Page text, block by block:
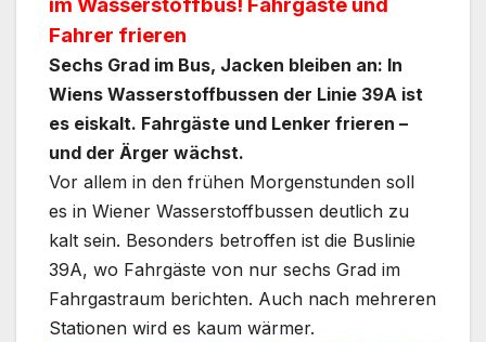
Fahrer frieren
Sechs Grad im Bus, Jacken bleiben an: In
Wiens Wasserstoffbussen der Linie 39A ist
es eiskalt. Fahrgäste und Lenker frieren –
und der Ärger wächst.
Vor allem in den frühen Morgenstunden soll
es in Wiener Wasserstoffbussen deutlich zu
kalt sein. Besonders betroffen ist die Buslinie
39A, wo Fahrgäste von nur sechs Grad im
Fahrgastraum berichten. Auch nach mehreren
Stationen wird es kaum wärmer.